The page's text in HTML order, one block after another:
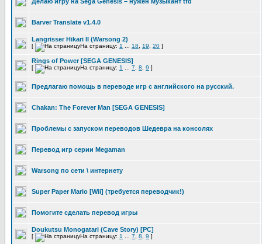
Barver Translate v1.4.0
Langrisser Hikari II (Warsong 2)
[ На страницу: 1 18 19 20 ]
Rings of Power [SEGA GENESIS]
[ На страницу: 1 7 8 9 ]
Предлагаю помощь в переводе игр с английского на русский.
Chakan: The Forever Man [SEGA GENESIS]
Проблемы с запуском переводов Шедевра на консолях
Перевод игр серии Megaman
Warsong по сети \ интернету
Super Paper Mario [Wii] (требуется переводчик!)
Помогите сделать перевод игры
Doukutsu Monogatari (Cave Story) [PC]
[ На страницу: 1 7 8 9 ]